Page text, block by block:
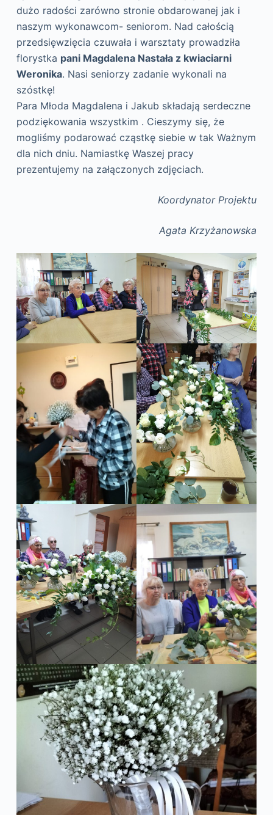
dużo radości zarówno stronie obdarowanej jak i
naszym wykonawcom- seniorom. Nad całością
przedsięwzięcia czuwała i warsztaty prowadziła
florystka pani Magdalena Nastała z kwiaciarni
Weronika. Nasi seniorzy zadanie wykonali na
szóstkę!
Para Młoda Magdalena i Jakub składają serdeczne
podziękowania wszystkim . Cieszymy się, że
mogliśmy podarować cząstkę siebie w tak Ważnym
dla nich dniu. Namiastkę Waszej pracy
prezentujemy na załączonych zdjęciach.
Koordynator Projektu
Agata Krzyżanowska